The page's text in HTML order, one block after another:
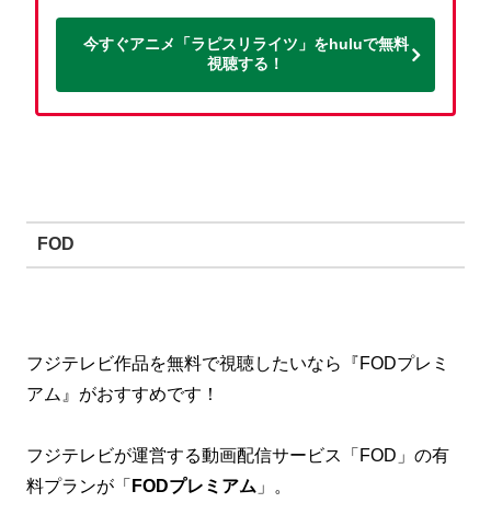
今すぐアニメ「ラピスリライツ」をhuluで無料
視聴する！
FOD
フジテレビ作品を無料で視聴したいなら『FODプレミ
アム』がおすすめです！
フジテレビが運営する動画配信サービス「FOD」の有
料プランが「 FODプレミアム 」。